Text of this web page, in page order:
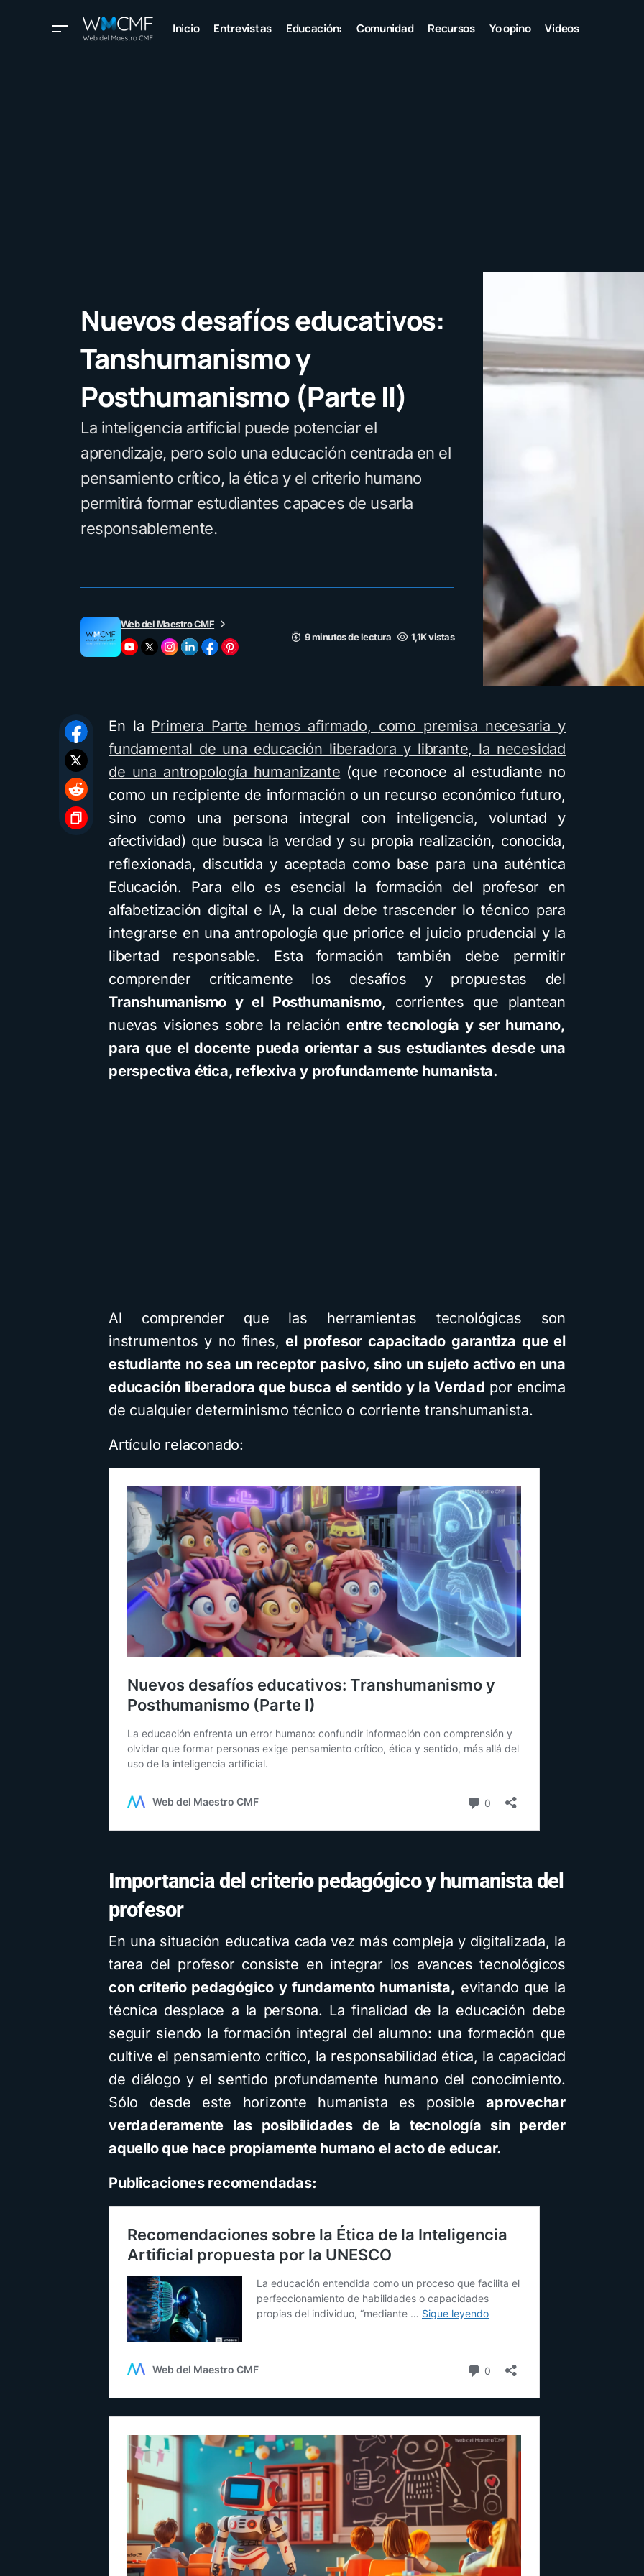
Inicio Entrevistas Educación: Comunidad Recursos Yo opino Videos
Nuevos desafíos educativos:
Tanshumanismo y
Posthumanismo (Parte II)
La inteligencia artificial puede potenciar el
aprendizaje, pero solo una educación centrada en el
pensamiento crítico, la ética y el criterio humano
permitirá formar estudiantes capaces de usarla
responsablemente.
Web del Maestro CMF
9 minutos de lectura
1,1K vistas
En la Primera Parte hemos afirmado, como premisa necesaria y
fundamental de una educación liberadora y librante, la necesidad
de una antropología humanizante (que reconoce al estudiante no
como un recipiente de información o un recurso económico futuro,
sino como una persona integral con inteligencia, voluntad y
afectividad) que busca la verdad y su propia realización, conocida,
reflexionada, discutida y aceptada como base para una auténtica
Educación. Para ello es esencial la formación del profesor en
alfabetización digital e IA, la cual debe trascender lo técnico para
integrarse en una antropología que priorice el juicio prudencial y la
libertad responsable. Esta formación también debe permitir
comprender críticamente los desafíos y propuestas del
Transhumanismo y el Posthumanismo, corrientes que plantean
nuevas visiones sobre la relación entre tecnología y ser humano,
para que el docente pueda orientar a sus estudiantes desde una
perspectiva ética, reflexiva y profundamente humanista.
Al comprender que las herramientas tecnológicas son
instrumentos y no fines,el profesor capacitado garantiza que el
estudiante no sea un receptor pasivo, sino un sujeto activo en una
educación liberadora que busca el sentido y la Verdad por encima
de cualquier determinismo técnico o corriente transhumanista.
Artículo relaconado:
Importancia del criterio pedagógico y humanista del
profesor
En una situación educativa cada vez más compleja y digitalizada, la
tarea del profesor consiste en integrar los avances tecnológicos
con criterio pedagógico y fundamento humanista, evitando que la
técnica desplace a la persona. La finalidad de la educación debe
seguir siendo la formación integral del alumno: una formación que
cultive el pensamiento crítico, la responsabilidad ética, la capacidad
de diálogo y el sentido profundamente humano del conocimiento.
Sólo desde este horizonte humanista es posible aprovechar
verdaderamente las posibilidades de la tecnología sin perder
aquello que hace propiamente humano el acto de educar.
Publicaciones recomendadas:
usando Gemini y con
diferentes estilos
visuales: Descarga la
guía PDF
4 minutos de lectura 1,6K vistas